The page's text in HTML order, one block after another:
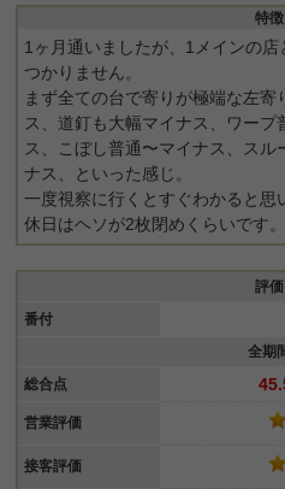
特徴
1ヶ月通いましたが、1メインの
つかりません。
まず全ての台で寄りが極端な左
ス、道釘も大幅マイナス、ワープ
ス、こぼし普通〜マイナス、スル
ナス、といった感じ。
一度視察に行くとすぐわかると思
休日はヘソが2枚閉めくらいです。
評価
番付
全期
総合点
営業評価
接客評価